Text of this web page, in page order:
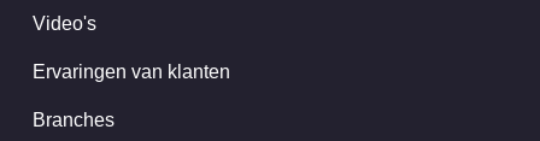
Video's
Ervaringen van klanten
Branches